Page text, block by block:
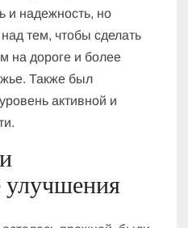
и надежность, но
тем, чтобы сделать
на дороге и более
Также был
активной и